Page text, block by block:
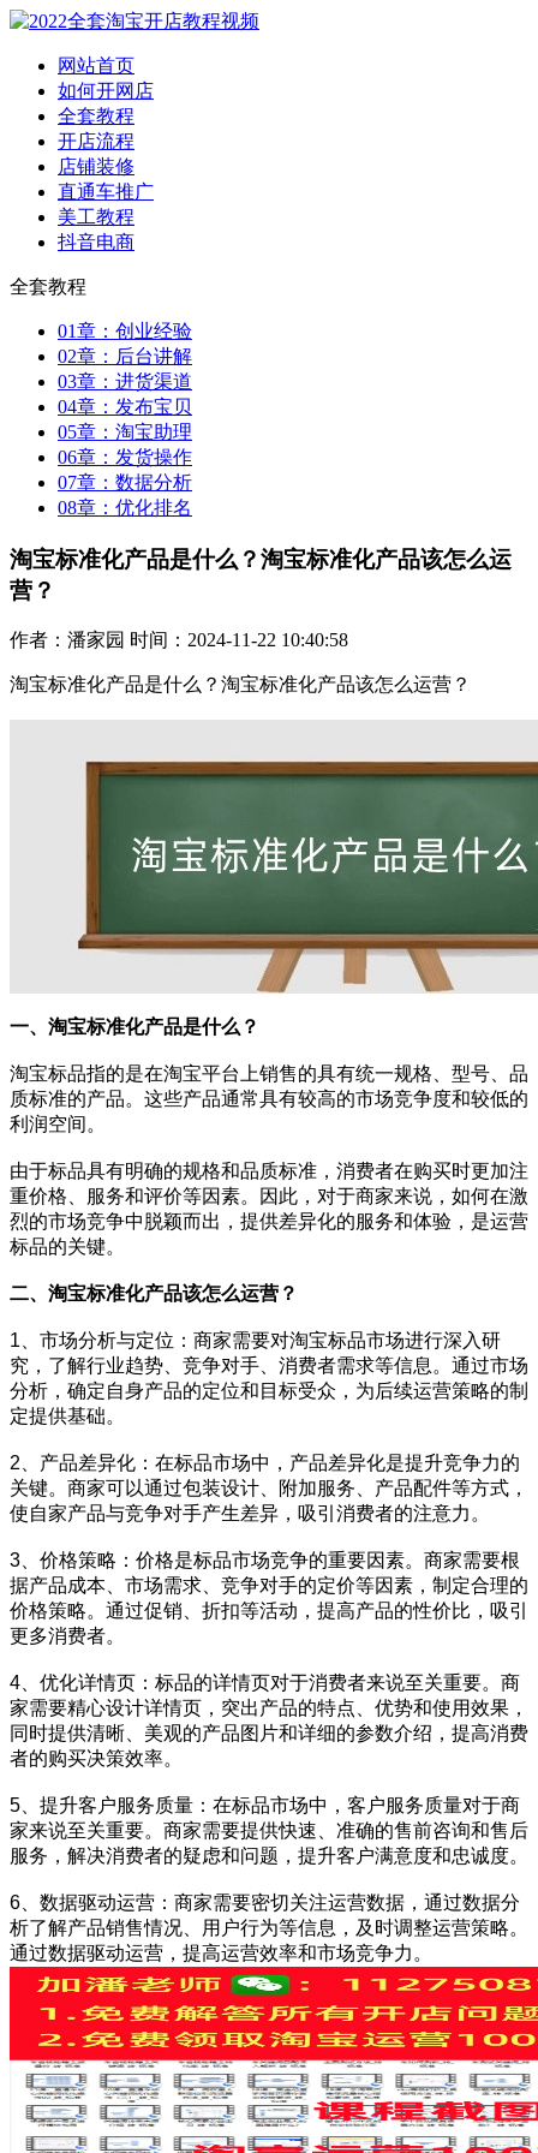
网站首页
如何开网店
全套教程
开店流程
店铺装修
直通车推广
美工教程
抖音电商
全套教程
01章：创业经验
02章：后台讲解
03章：进货渠道
04章：发布宝贝
05章：淘宝助理
06章：发货操作
07章：数据分析
08章：优化排名
淘宝标准化产品是什么？淘宝标准化产品该怎么运
营？
作者：潘家园 时间：2024-11-22 10:40:58
淘宝标准化产品是什么？ 淘宝标准化产品该怎么运营？
一、淘宝标准化产品是什么？
淘宝标品指的是在淘宝平台上销售的具有统一规格、型号、品
质标准的产品。这些产品通常具有较高的市场竞争度和较低的
利润空间。
由于标品具有明确的规格和品质标准，消费者在购买时更加注
重价格、服务和评价等因素。因此，对于商家来说，如何在激
烈的市场竞争中脱颖而出，提供差异化的服务和体验，是运营
标品的关键。
二、淘宝标准化产品该怎么运营？
1、市场分析与定位：商家需要对淘宝标品市场进行深入研
究，了解行业趋势、竞争对手、消费者需求等信息。通过市场
分析，确定自身产品的定位和目标受众，为后续运营策略的制
定提供基础。
2、产品差异化：在标品市场中，产品差异化是提升竞争力的
关键。商家可以通过包装设计、附加服务、产品配件等方式，
使自家产品与竞争对手产生差异，吸引消费者的注意力。
3、价格策略：价格是标品市场竞争的重要因素。商家需要根
据产品成本、市场需求、竞争对手的定价等因素，制定合理的
价格策略。通过促销、折扣等活动，提高产品的性价比，吸引
更多消费者。
4、优化详情页：标品的详情页对于消费者来说至关重要。商
家需要精心设计详情页，突出产品的特点、优势和使用效果，
同时提供清晰、美观的产品图片和详细的参数介绍，提高消费
者的购买决策效率。
5、提升客户服务质量：在标品市场中，客户服务质量对于商
家来说至关重要。商家需要提供快速、准确的售前咨询和售后
服务，解决消费者的疑虑和问题，提升客户满意度和忠诚度。
6、数据驱动运营：商家需要密切关注运营数据，通过数据分
析了解产品销售情况、用户行为等信息，及时调整运营策略。
通过数据驱动运营，提高运营效率和市场竞争力。